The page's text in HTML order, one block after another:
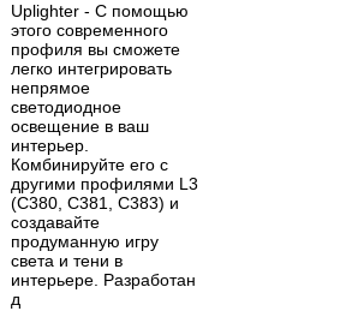
Uplighter - С помощью
этого современного
профиля вы сможете
легко интегрировать
непрямое
светодиодное
освещение в ваш
интерьер.
Комбинируйте его с
другими профилями L3
(C380, C381, C383) и
создавайте
продуманную игру
света и тени в
интерьере. Разработан
д